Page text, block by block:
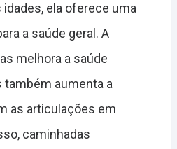
ela oferece uma
a saúde geral. A
melhora a saúde
também aumenta a
as articulações em
caminhadas